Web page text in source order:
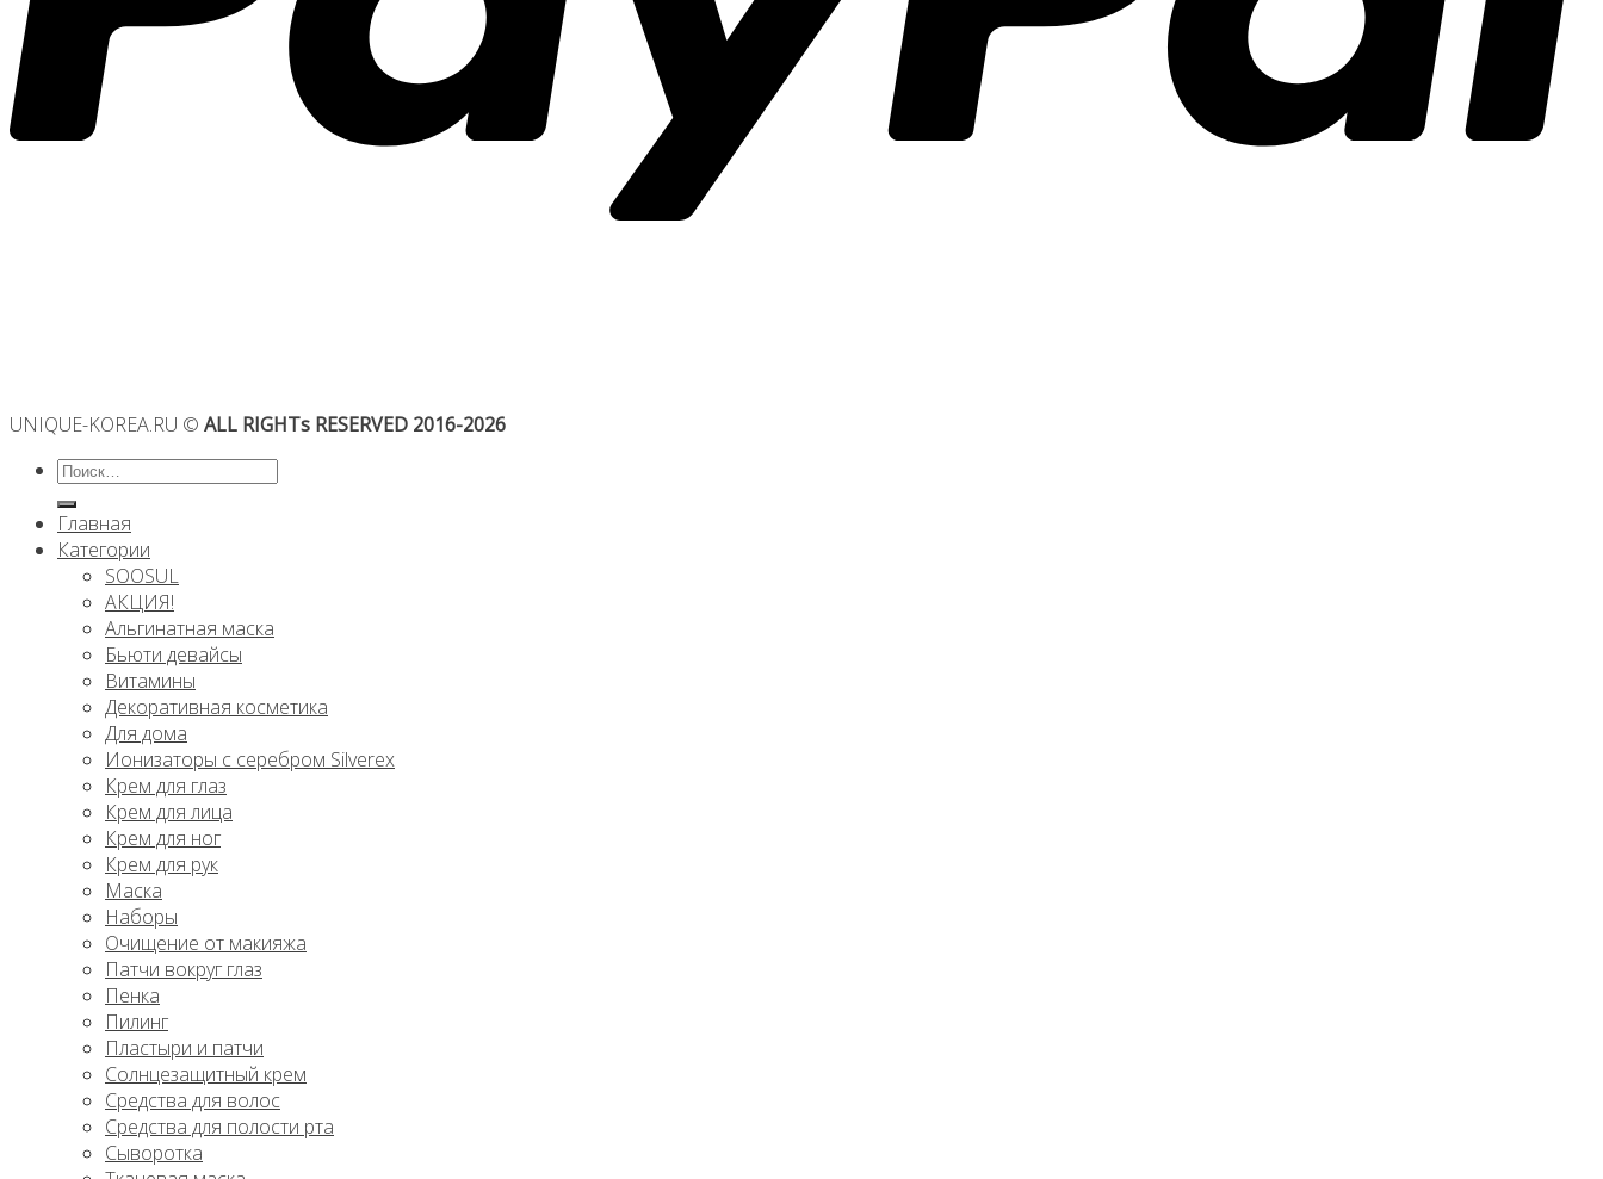
UNIQUE-KOREA.RU © ALL RIGHTs RESERVED 2016-2026
Искать:
Главная
Категории
SOOSUL
АКЦИЯ!
Альгинатная маска
Бьюти девайсы
Витамины
Декоративная косметика
Для дома
Ионизаторы с серебром Silverex
Крем для глаз
Крем для лица
Крем для ног
Крем для рук
Маска
Наборы
Очищение от макияжа
Патчи вокруг глаз
Пенка
Пилинг
Пластыри и патчи
Солнцезащитный крем
Средства для волос
Средства для полости рта
Сыворотка